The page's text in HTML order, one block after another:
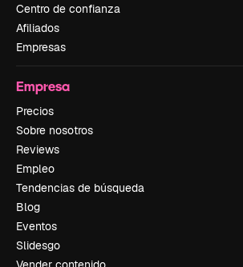
Centro de confianza
Afiliados
Empresas
Empresa
Precios
Sobre nosotros
Reviews
Empleo
Tendencias de búsqueda
Blog
Eventos
Slidesgo